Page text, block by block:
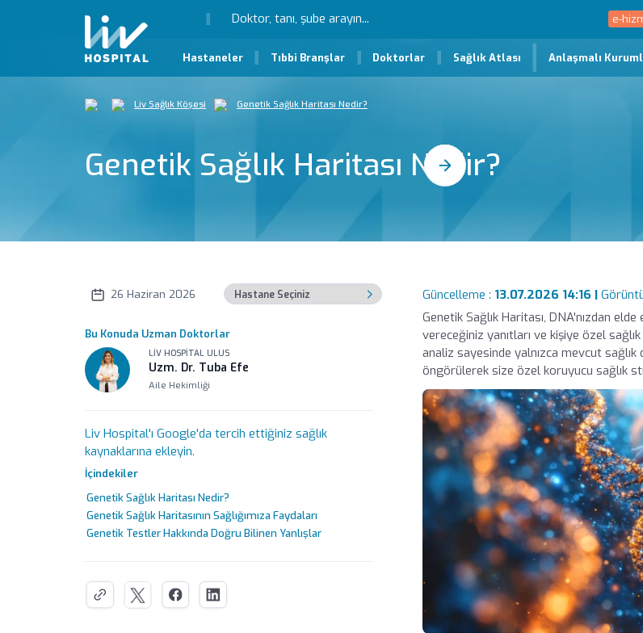
e-
Hastaneler Tıbbi Branşlar Doktorlar Sağlık Atlası Anlaşmalı
Liv Sağlık Köşesi Genetik Sağlık Haritası Nedir?
Genetik Sağlık Haritası Nedir?
26 Haziran 2026
Bu Konuda Uzman Doktorlar
LIV HOSPITAL ULUS
Uzm. Dr. Tuba Efe
Aile Hekimliği
Liv Hospital'ı Google'da tercih ettiğiniz sağlık
kaynaklarına ekleyin.
İçindekiler
Genetik Sağlık Haritası Nedir?
Genetik Sağlık Haritasının Sağlığımıza Faydaları
Genetik Testler Hakkında Doğru Bilinen Yanlışlar
Güncelleme : 13.07.2026 14:16 |
Genetik Sağlık Haritası, DNA'nızdan
vereceğiniz yanıtları ve kişiye özel
analiz sayesinde yalnızca mevcut
öngörülerek size özel koruyucu sağlık